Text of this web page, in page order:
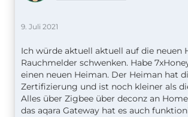
9. Juli 2021
Ich würde aktuell aktuell auf die neuen
Rauchmelder schwenken. Habe
einen neuen Heiman. Der Heiman hat
Zertifizierung und ist noch kleiner als
Alles über Zigbee über deconz an
das aqara Gateway hat es auch